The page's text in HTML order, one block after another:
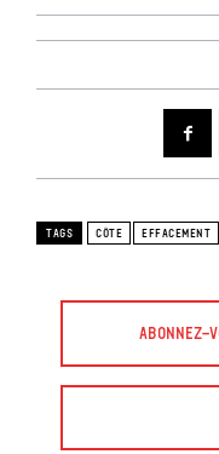
TAGS CÔTE EFFACEMENT
Abonnez-